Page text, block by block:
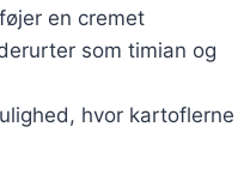
en cremet
som timian og
hvor kartoflerne